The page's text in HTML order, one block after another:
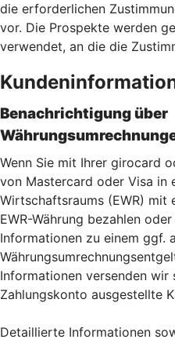
die erforderlichen
vor. Die Prospekte werden
verwendet, an die die
Benachrichtigung über
Wenn Sie mit Ihrer girocard
von Mastercard oder Visa in
Wirtschaftsraums (EWR) mit
EWR-Währung bezahlen
Informationen zu einem ggf.
Informationen versenden wir
Zahlungskonto ausgestellte
Detaillierte Informationen